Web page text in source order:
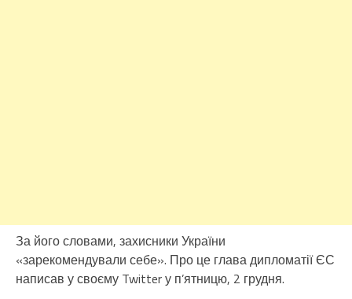
За його словами, захисники України
«зарекомендували себе». Про це глава дипломатії ЄС
написав у своєму Twitter у п’ятницю, 2 грудня.